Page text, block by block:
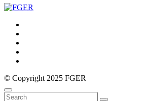
© Copyright 2025 FGER